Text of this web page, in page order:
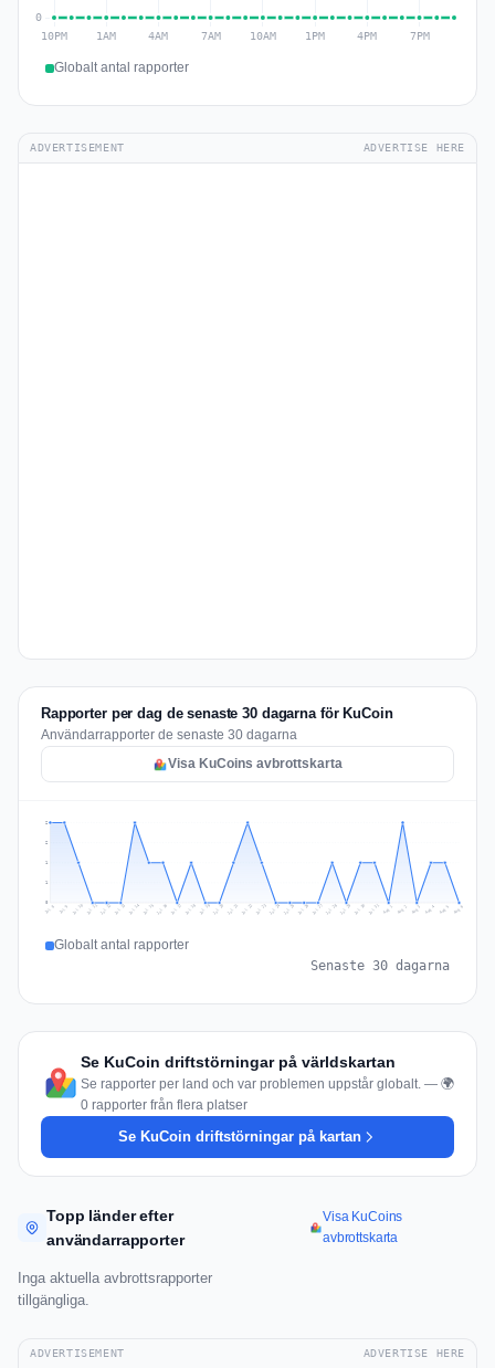
Globalt antal rapporter
ADVERTISEMENT ADVERTISE HERE
Rapporter per dag de senaste 30 dagarna för KuCoin
Användarrapporter de senaste 30 dagarna
Visa KuCoins avbrottskarta
1
1
2
2
Jul 8 Jul 9 Jul 10 Jul 11 Jul 12 Jul 13 Jul 14 Jul 15 Jul 16 Jul 17 Jul 18 Jul 19 Jul 20 Jul 21 Jul 22 Jul 23 Jul 24 Jul 25 Jul 26 Jul 27 Jul 28 Jul 29 Jul 30 Jul 31 Aug 1 Aug 2 Aug 3 Aug 4 Aug 5 Aug 6
Globalt antal rapporter
Senaste 30 dagarna
Se KuCoin driftstörningar på världskartan
Se rapporter per land och var problemen uppstår globalt. — 🌍
0 rapporter från flera platser
Se KuCoin driftstörningar på kartan
Topp länder efter
användarrapporter
Visa KuCoins
avbrottskarta
Inga aktuella avbrottsrapporter
tillgängliga.
ADVERTISEMENT ADVERTISE HERE